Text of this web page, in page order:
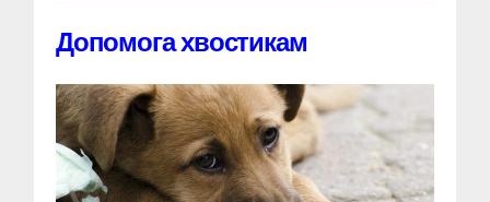
Допомога хвостикам